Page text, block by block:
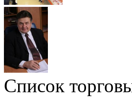
Список